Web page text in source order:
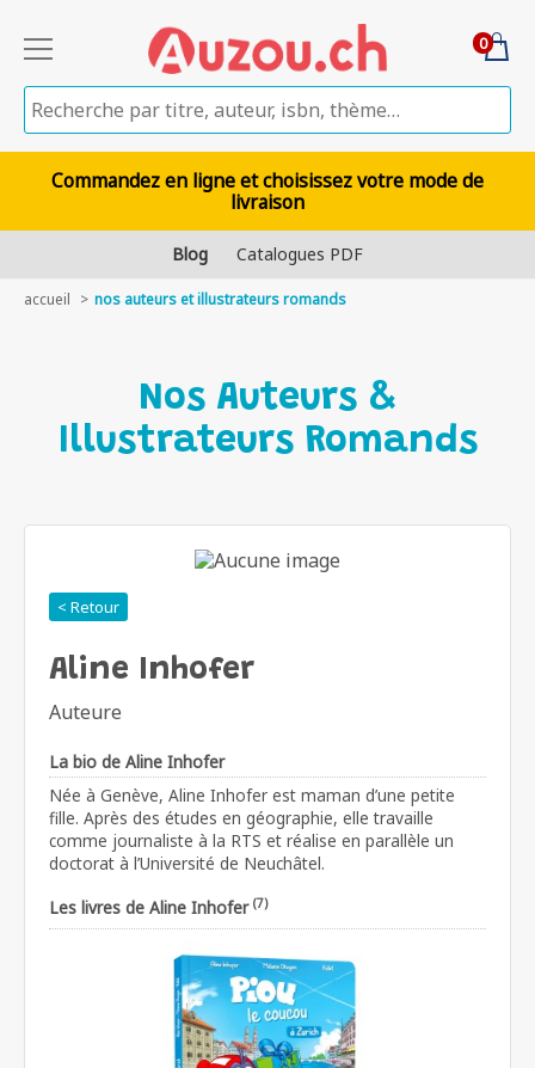
0
Commandez en ligne et choisissez votre mode de
livraison
Blog Catalogues PDF
accueil nos auteurs et illustrateurs romands
Nos Auteurs &
Illustrateurs Romands
< Retour
Aline Inhofer
Auteure
La bio de Aline Inhofer
Née à Genève, Aline Inhofer est maman d’une petite
fille. Après des études en géographie, elle travaille
comme journaliste à la RTS et réalise en parallèle un
doctorat à l’Université de Neuchâtel.
Les livres de Aline Inhofer (7)